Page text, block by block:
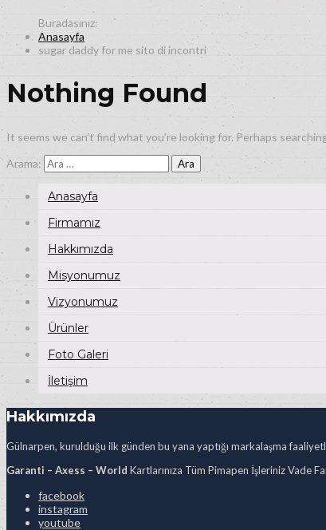
Anasayfa
sugar daddy for me sito di incontri
Nothing Found
It seems we can’t find what you’re looking for. Perhaps
Arama:
Anasayfa
Firmamız
Hakkımızda
Misyonumuz
Vizyonumuz
Ürünler
Foto Galeri
İletişim
Hakkımızda
Gülnarpen, kurulduğu ilk günden bu yana yaptığı markalaşma
Garanti – Axess – World Kartlarınıza Tüm Pimapen İşleriniz Vade
facebook
instagram
youtube